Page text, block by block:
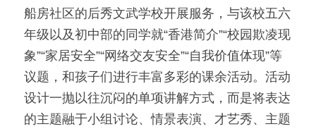
船房社区的后秀文武学校开展服务，与该校五六
年级以及初中部的同学就“香港简介”“校园欺凌现
象”“家居安全”“网络交友安全”“自我价值体现”等
议题，和孩子们进行丰富多彩的课余活动。活动
设计一抛以往沉闷的单项讲解方式，而是将表达
的主题融于小组讨论、情景表演、才艺秀、主题